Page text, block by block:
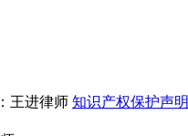
王进律师 知识产权保护声明